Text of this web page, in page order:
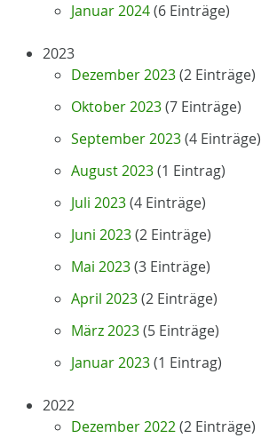
Januar 2024(6 Einträge)
2023
Dezember 2023(2 Einträge)
Oktober 2023(7 Einträge)
September 2023(4 Einträge)
August 2023(1 Eintrag)
Juli 2023(4 Einträge)
Juni 2023(2 Einträge)
Mai 2023(3 Einträge)
April 2023(2 Einträge)
März 2023(5 Einträge)
Januar 2023(1 Eintrag)
2022
Dezember 2022(2 Einträge)